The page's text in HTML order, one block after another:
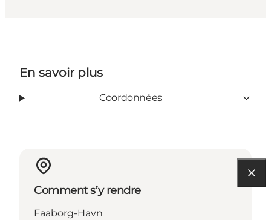
En savoir plus
Coordonnées
Comment s’y rendre
Faaborg-Havn